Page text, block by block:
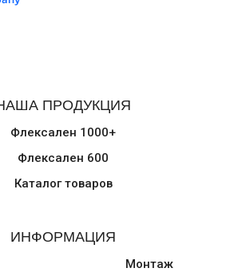
ПРОДУКЦИЯ
Флексален 1000+
Флексален 600
Каталог товаров
ИНФОРМАЦИЯ
Монтаж